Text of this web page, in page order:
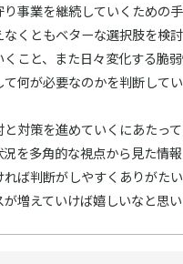
り事業を継続していくための
なくともベターな選択肢を検
くこと、また日々変化する脆
て何が必要なのかを判断して
対策を進めていくにあたっ
況を多角的な視点から見た情
ば判断がしやすくありがた
増えていけば嬉しいなと思い